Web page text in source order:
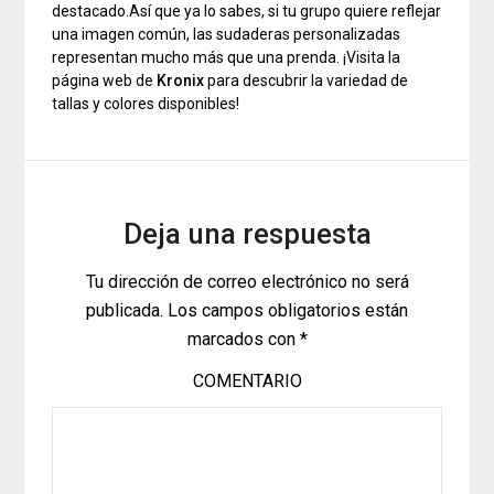
destacado.Así que ya lo sabes, si tu grupo quiere reflejar
una imagen común, las sudaderas personalizadas
representan mucho más que una prenda. ¡Visita la
página web de Kronixpara descubrir la variedad de
tallas y colores disponibles!
Deja una respuesta
Tu dirección de correo electrónico no será
publicada. Los campos obligatorios están
marcados con *
COMENTARIO